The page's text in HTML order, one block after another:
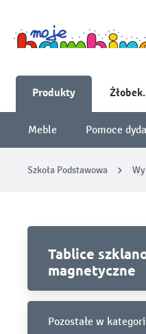
Produkty
Meble Pomoce
Szkoła Podstawowa
Tablice
magnetyczne
Pozostałe w